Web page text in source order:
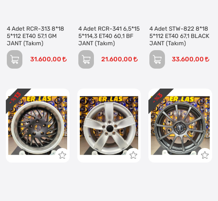
4 Adet RCR-313 8*18
5*112 ET40 57,1 GM
JANT (Takım)
31.600,00
4 Adet RCR-341 6,5*15
5*114,3 ET40 60,1 BF
JANT (Takım)
21.600,00
4 Adet STW-822 8*18
5*112 ET40 67,1 BLACK
JANT (Takım)
33.600,00
- %
13 - %
3